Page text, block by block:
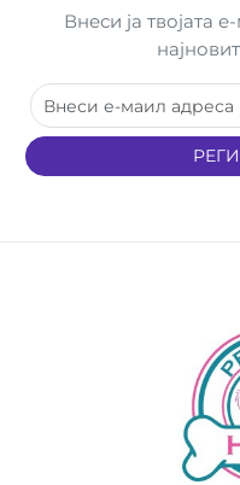
Внеси ја твојата